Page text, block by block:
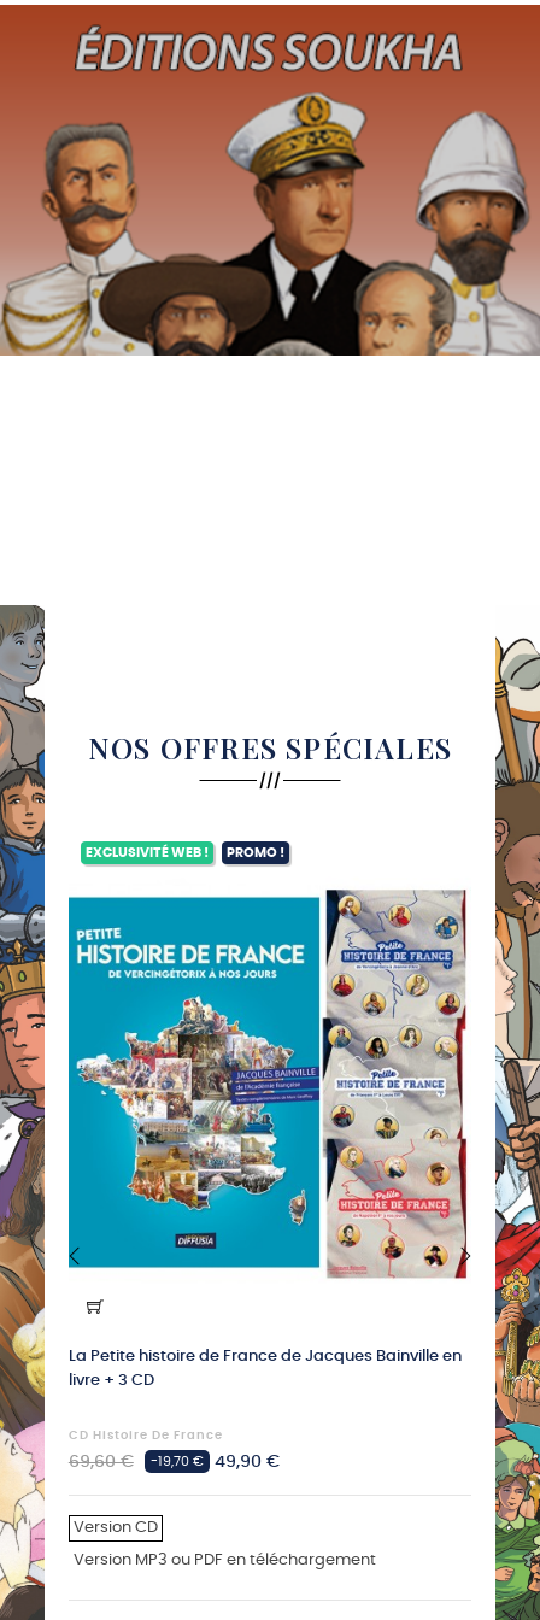
NOS OFFRES SPÉCIALES
EXCLUSIVITÉ WEB ! PROMO !
La Petite histoire de France de Jacques Bainville en
livre + 3 CD
CD Histoire De France
Prix
69,60 € -19,70 € Prix
49,90 €
Version CD
Version MP3 ou PDF en téléchargement
7 CD
Prix